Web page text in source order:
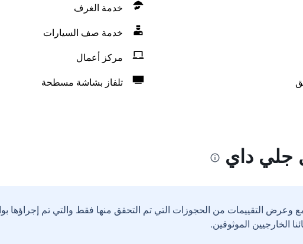
خدمة الغرف
خدمة صف السيارات
مركز أعمال
تلفاز بشاشة مسطحة
جلي داي
وعرض التقييمات من الحجوزات التي تم التحقق منها فقط والتي تم